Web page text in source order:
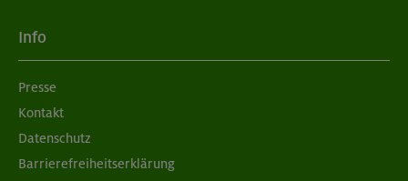
Info
Presse
Kontakt
Datenschutz
Barrierefreiheitserklärung